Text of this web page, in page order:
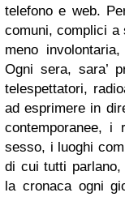
telefono e web.
comuni, complici a
meno
Ogni sera, sara’
telespettatori,
ad esprimere in
contemporanee, i
sesso, i luoghi
di cui tutti parlano,
la cronaca ogni